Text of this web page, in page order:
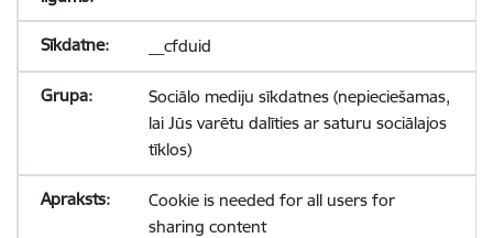
__cfduid
Sociālo mediju sīkdatnes (nepieciešamas,
lai Jūs varētu dalīties ar saturu sociālajos
tīklos)
Cookie is needed for all users for
sharing content